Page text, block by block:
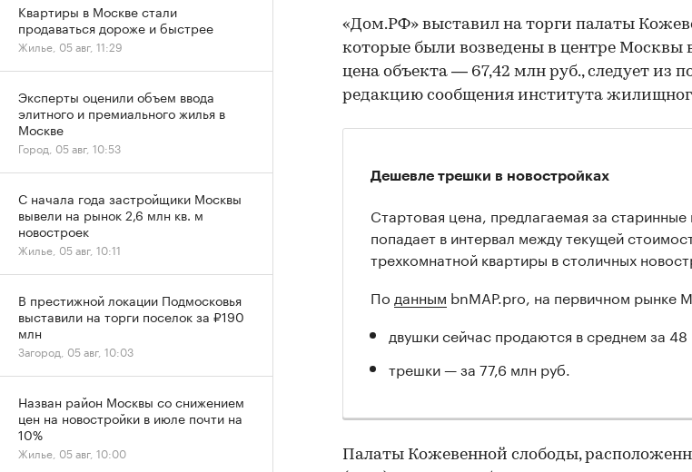
«Дом.РФ» выставил на торги палаты
которые были возведены в центре Москвы
цена объекта — 67,42 млн руб., следует из
редакцию сообщения института
Дешевле трешки в новостройках
Стартовая цена, предлагаемая за старинные
попадает в интервал между текущей
трехкомнатной квартиры в столичных
По данным bnMAP.pro, на первичном рынке
двушки сейчас продаются в среднем за
трешки — за 77,6 млн руб.
Палаты Кожевенной слободы,
Квартиры в Москве стали
продаваться дороже и быстрее
Жилье, 05 авг, 11:29
Эксперты оценили объем ввода
элитного и премиального жилья в
Москве
Город, 05 авг, 10:53
С начала года застройщики Москвы
вывели на рынок 2,6 млн кв. м
новостроек
Жилье, 05 авг, 10:11
В престижной локации Подмосковья
выставили на торги поселок за ₽190
млн
Загород, 05 авг, 10:03
Назван район Москвы со снижением
цен на новостройки в июле почти на
10%
Жилье, 05 авг, 10:00